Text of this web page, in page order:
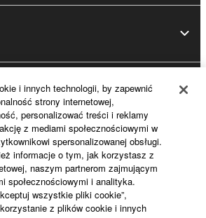
ID
i innych technologii, by zapewnić
strony internetowej,
personalizować treści i reklamy
z mediami społecznościowymi w
spersonalizowanej obsługi.
informacje o tym, jak korzystasz z
naszym partnerom zajmującym
społecznościowymi i analityka.
wszystkie pliki cookie”,
z plików cookie i innych